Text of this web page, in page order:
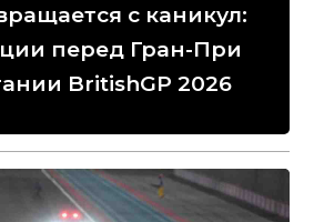
с каникул:
перед Гран-При
BritishGP 2026